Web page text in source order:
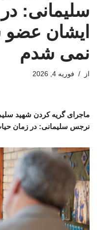
سلیمانی:
ایشان
نمی شدم
از فوریه 4, 2026
ماجرای گریه کردن شهید
نرجس سلیمانی: در زمان